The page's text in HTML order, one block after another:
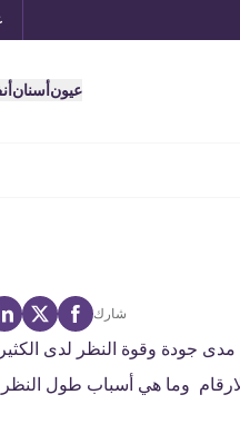
عيون أسنان
شارك
جودة وقوة النظر لدى
وما هي أسباب طول النظر